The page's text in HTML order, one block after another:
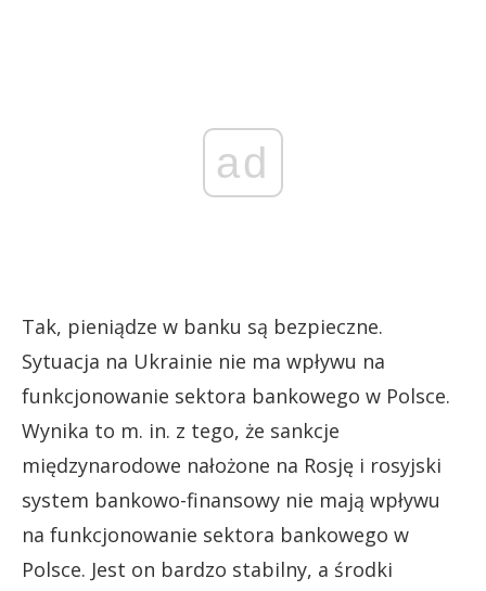
ad
Tak, pieniądze w banku są bezpieczne.
Sytuacja na Ukrainie nie ma wpływu na
funkcjonowanie sektora bankowego w Polsce.
Wynika to m. in. z tego, że sankcje
międzynarodowe nałożone na Rosję i rosyjski
system bankowo-finansowy nie mają wpływu
na funkcjonowanie sektora bankowego w
Polsce. Jest on bardzo stabilny, a środki